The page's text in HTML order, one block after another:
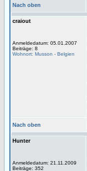
Nach oben
craiout
Anmeldedatum: 05.01.2007
Beiträge: 8
Wohnort: Musson - Belgien
Nach oben
Hunter
Anmeldedatum: 21.11.2009
Beiträge: 352